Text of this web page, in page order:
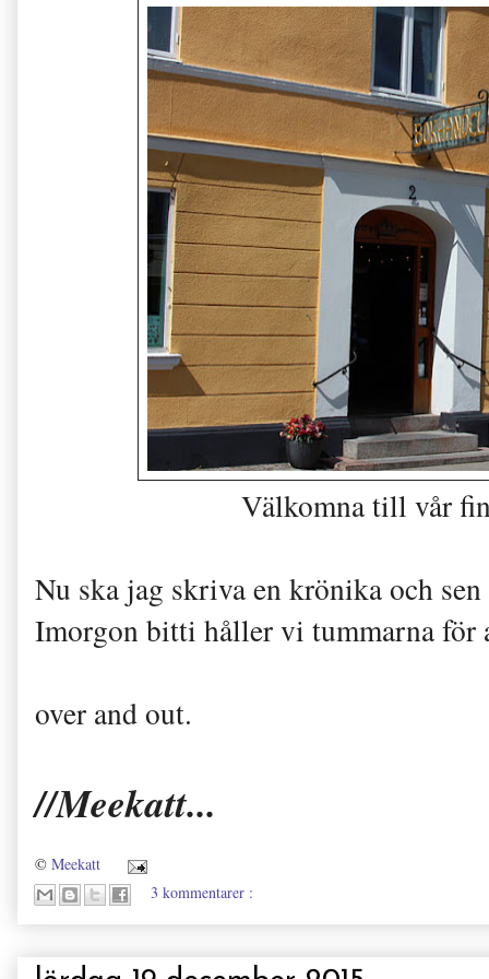
Välkomna till vår
Nu ska jag skriva en krönika och
Imorgon bitti håller vi tummarna för
over and out.
//Meekatt...
© Meekatt
3 kommentarer :